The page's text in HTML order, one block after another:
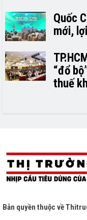
Quốc
mới,
“đổ
thuế
Bản quyền thuộc về